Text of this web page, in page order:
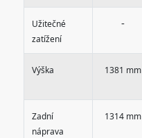
Užitečné
zatížení
-
Výška 1381 mm
Zadní
náprava
1314 mm